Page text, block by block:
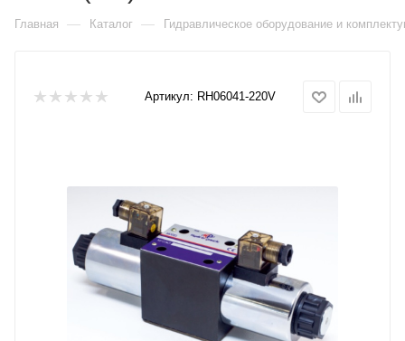
Главная — Каталог — Гидравлическое оборудование и
Артикул: RH06041-220V